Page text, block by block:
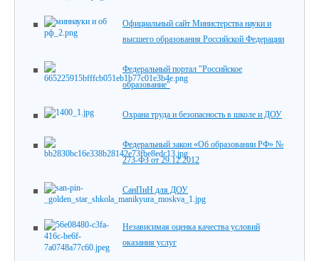
Официальный сайт Министерства науки и
высшего образования Российской Федерации
Федеральный портал "Российское
образование"
Охрана труда и безопасность в школе и ДОУ
Федеральный закон «Об образовании РФ» №
273-ФЗ от 29.12.2012
СанПиН для ДОУ
Независимая оценка качества условий
оказания услуг